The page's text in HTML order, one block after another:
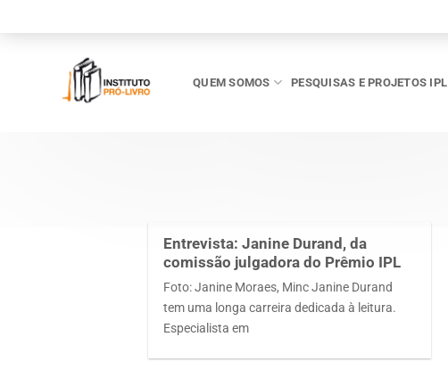
QUEM SOMOS PESQUISAS E PROJETOS IPL
Entrevista: Janine Durand, da
comissão julgadora do Prêmio IPL
Foto: Janine Moraes, Minc Janine Durand
tem uma longa carreira dedicada à leitura.
Especialista em